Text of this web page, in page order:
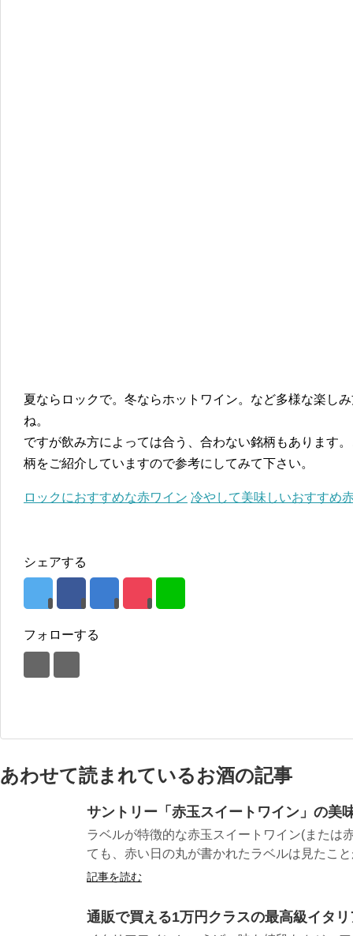
夏ならロックで。冬ならホットワイン。など多様な楽し
ね。
ですが飲み方によっては合う、合わない銘柄もあります
柄をご紹介していますので参考にしてみて下さい。
ロックにおすすめな赤ワイン 冷やして美味しいおすすめ
シェアする
フォローする
あわせて読まれているお酒の記事
サントリー「赤玉スイートワイン」の美
ラベルが特徴的な赤玉スイートワイン(または
ても、赤い日の丸が書かれたラベルは見たこ
記事を読む
通販で買える1万円クラスの最高級イタ